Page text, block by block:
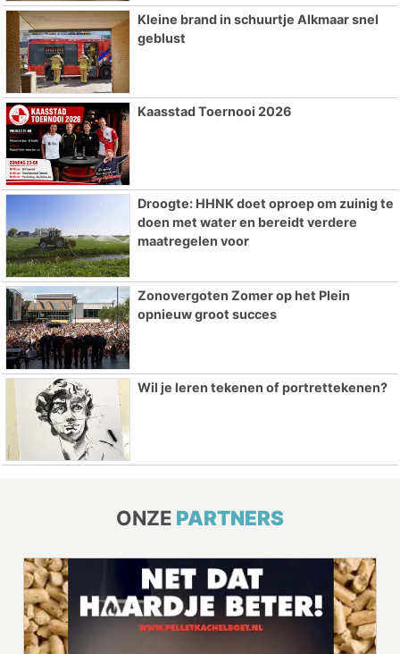
Kleine brand in schuurtje Alkmaar snel
geblust
Kaasstad Toernooi 2026
Droogte: HHNK doet oproep om zuinig te
doen met water en bereidt verdere
maatregelen voor
Zonovergoten Zomer op het Plein
opnieuw groot succes
Wil je leren tekenen of portrettekenen?
ONZE PARTNERS